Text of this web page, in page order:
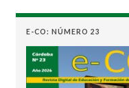
E-CO: NÚMERO 23